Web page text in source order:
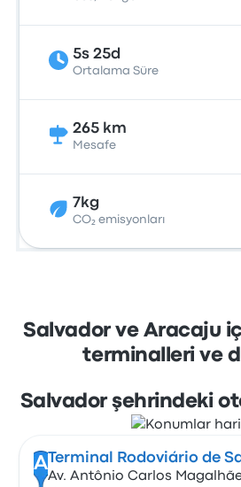
5s 25d
Ortalama Süre
265 km
Mesafe
7kg
CO₂ emisyonları
Salvador ve Aracaju
terminalleri ve
Salvador şehrindeki
A Terminal Rodoviário de
Av. Antônio Carlos